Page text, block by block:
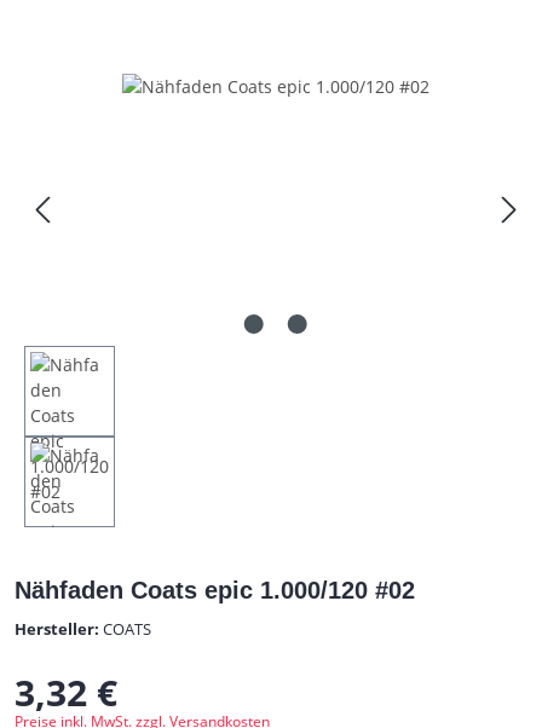
Bildergalerie überspringen
Nähfaden Coats epic 1.000/120 #02
Hersteller: COATS
Regulärer Preis:
3,32 €
Preise inkl. MwSt. zzgl. Versandkosten